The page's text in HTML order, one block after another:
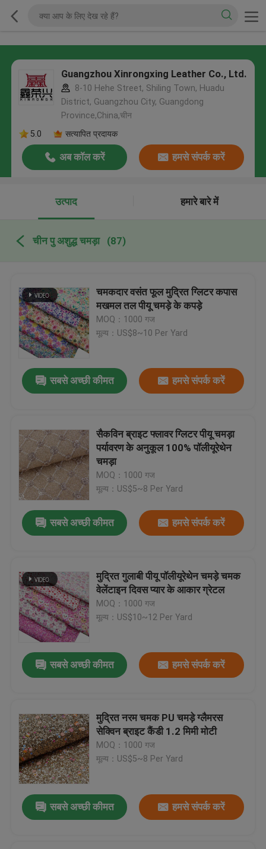
Guangzhou Xinrongxing Leather Co., Ltd.
8-10 Hehe Street, Shiling Town, Huadu
District, Guangzhou City, Guangdong
Province,China,चीन
5.0
सत्यापित प्रदायक
अब कॉल करें हमसे संपर्क करें
उत्पाद हमारे बारे में
चीन पु अशुद्ध चमड़ा (87)
चमकदार वसंत फूल मुद्रित ग्लिटर कपास
मखमल तल पीयू चमड़े के कपड़े
MOQ：1000 गज
मूल्य：US$8~10 Per Yard
सबसे अच्छी कीमत हमसे संपर्क करें
सैकविन ब्राइट फ्लावर ग्लिटर पीयू चमड़ा
पर्यावरण के अनुकूल 100% पॉलीयूरेथेन
चमड़ा
MOQ：1000 गज
मूल्य：US$5~8 Per Yard
सबसे अच्छी कीमत हमसे संपर्क करें
मुद्रित गुलाबी पीयू पॉलीयूरेथेन चमड़े चमक
वेलेंटाइन दिवस प्यार के आकार ग्रेटल
MOQ：1000 गज
मूल्य：US$10~12 Per Yard
सबसे अच्छी कीमत हमसे संपर्क करें
मुद्रित नरम चमक PU चमड़े ग्लैमरस
सेक्विन ब्राइट कैंडी 1.2 मिमी मोटी
MOQ：1000 गज
मूल्य：US$5~8 Per Yard
सबसे अच्छी कीमत हमसे संपर्क करें